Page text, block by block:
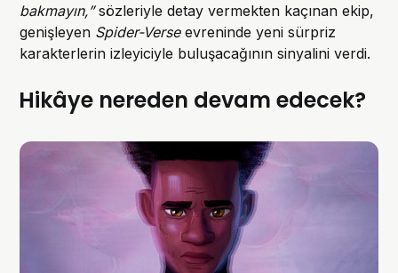
bakmayın,”sözleriyle detay vermekten kaçınan ekip,
genişleyen Spider-Verseevreninde yeni sürpriz
karakterlerin izleyiciyle buluşacağının sinyalini verdi.
Hikâye nereden devam edecek?